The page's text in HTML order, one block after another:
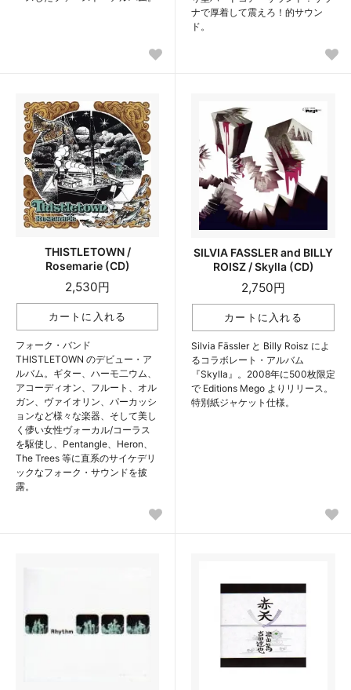
ナで厚着して震えろ！的サウン
ド。
THISTLETOWN /
Rosemarie (CD)
2,530円
フォーク・バンド
THISTLETOWN のデビュー・ア
ルバム。ギター、ハーモ二ウム、
アコーディオン、フルート、オル
ガン、ヴァイオリン、パーカッシ
ョンなど様々な楽器、そして美し
く儚い女性ヴォーカル/コーラス
を駆使し、Pentangle、Heron、
The Trees 等に直系のサイケデリ
ックなフォーク・サウンドを披
露。
SILVIA FASSLER and BILLY
ROISZ / Skylla (CD)
2,750円
Silvia Fässler と Billy Roisz によ
るコラボレート・アルバム
『Skylla』。2008年に500枚限定
で Editions Mego よりリリース。
特別紙ジャケット仕様。